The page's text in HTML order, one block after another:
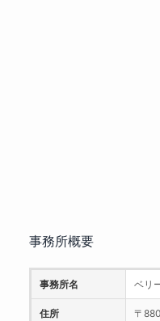
事務所概要
事務所名 ベリ
住所 〒